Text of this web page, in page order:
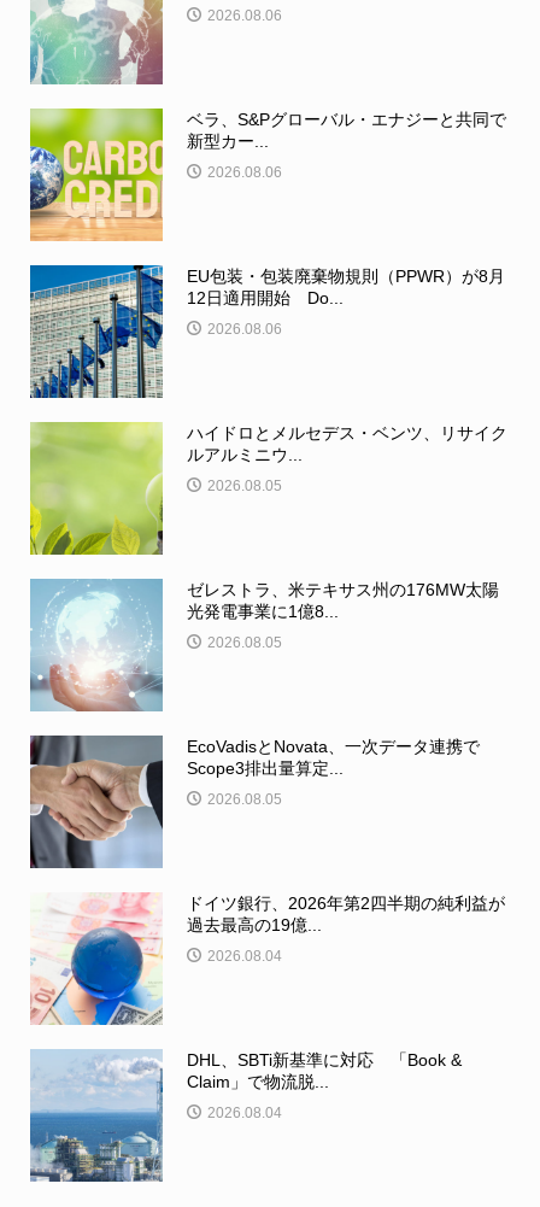
2026.08.06
ベラ、S&Pグローバル・エナジーと共同で
新型カー...
2026.08.06
EU包装・包装廃棄物規則（PPWR）が8月
12日適用開始 Do...
2026.08.06
ハイドロとメルセデス・ベンツ、リサイク
ルアルミニウ...
2026.08.05
ゼレストラ、米テキサス州の176MW太陽
光発電事業に1億8...
2026.08.05
EcoVadisとNovata、一次データ連携で
Scope3排出量算定...
2026.08.05
ドイツ銀行、2026年第2四半期の純利益が
過去最高の19億...
2026.08.04
DHL、SBTi新基準に対応 「Book &
Claim」で物流脱...
2026.08.04